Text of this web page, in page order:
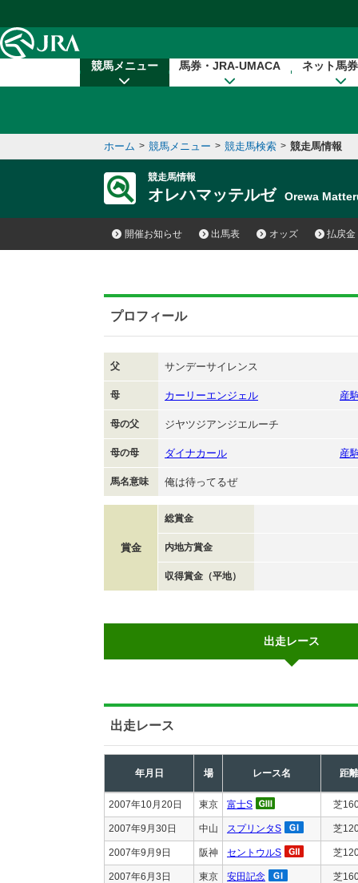
競馬メニュー 馬券・JRA-UMACA ネット馬
ホーム > 競馬メニュー > 競走馬検索 > 競走馬情報
競走馬情報
オレハマッテルゼ Orewa
開催お知らせ 出馬表 オッズ 払戻金
プロフィール
父 サンデーサイレンス
母 カーリーエンジェル 産
母の父 ジヤツジアンジエルーチ
母の母 ダイナカール 産
馬名意味 俺は待ってるぜ
賞金
総賞金
内地方賞金
収得賞金（平地）
出走レース
出走レース
年月日 場 レース名 距離
2007年10月20日 東京 富士S 芝
2007年9月30日 中山 スプリンタS 芝
2007年9月9日 阪神 セントウルS 芝
2007年6月3日 東京 安田記念 芝